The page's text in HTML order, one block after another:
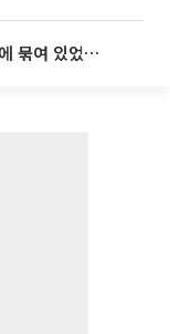
천안 교회서 11세 아동 사망…“침대에 묶여 있었다” 진술 확보